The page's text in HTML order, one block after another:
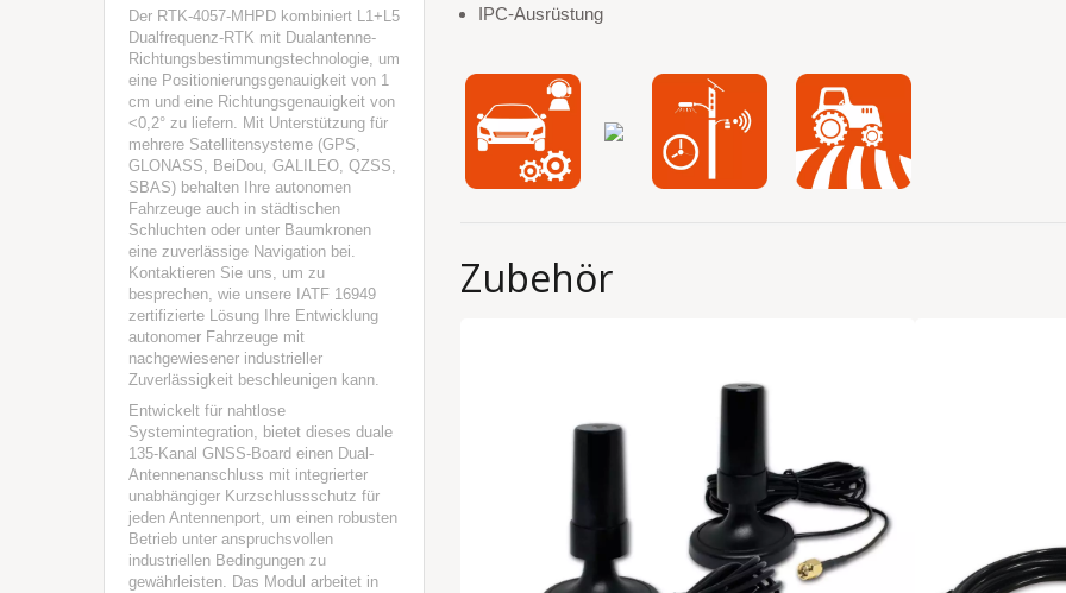
Der RTK-4057-MHPD kombiniert L1+L5
Dualfrequenz-RTK mit Dualantenne-
Richtungsbestimmungstechnologie, um
eine Positionierungsgenauigkeit von 1
cm und eine Richtungsgenauigkeit von
<0,2° zu liefern. Mit Unterstützung für
mehrere Satellitensysteme (GPS,
GLONASS, BeiDou, GALILEO, QZSS,
SBAS) behalten Ihre autonomen
Fahrzeuge auch in städtischen
Schluchten oder unter Baumkronen
eine zuverlässige Navigation bei.
Kontaktieren Sie uns, um zu
besprechen, wie unsere IATF 16949
zertifizierte Lösung Ihre Entwicklung
autonomer Fahrzeuge mit
nachgewiesener industrieller
Zuverlässigkeit beschleunigen kann.
Entwickelt für nahtlose
Systemintegration, bietet dieses duale
135-Kanal GNSS-Board einen Dual-
Antennenanschluss mit integrierter
unabhängiger Kurzschlussschutz für
jeden Antennenport, um einen robusten
Betrieb unter anspruchsvollen
industriellen Bedingungen zu
gewährleisten. Das Modul arbeitet in
IPC-Ausrüstung
Zubehör